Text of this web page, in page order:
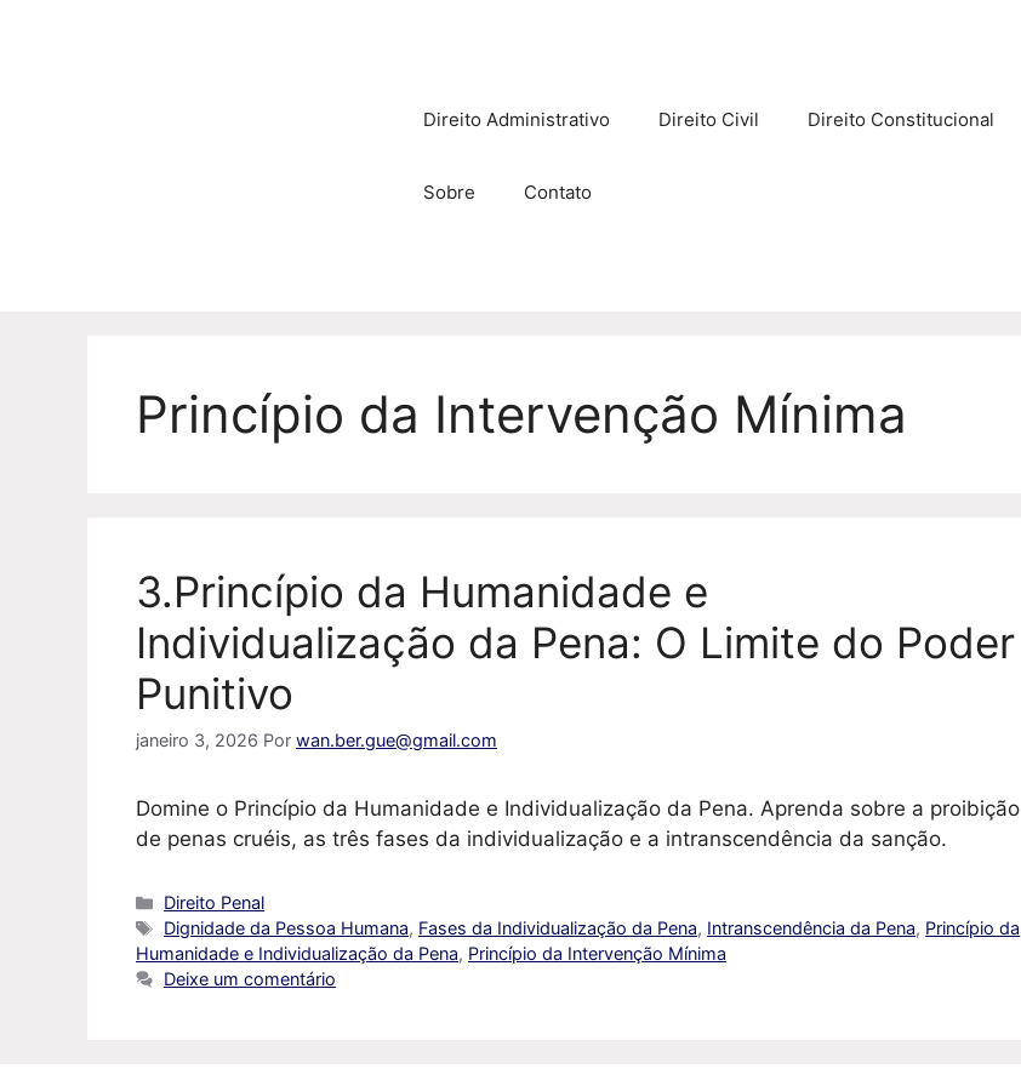
Direito Administrativo Direito Civil Direito Constitucional
Sobre Contato
Princípio da Intervenção Mínima
3.Princípio da Humanidade e
Individualização da Pena: O Limite do Poder
Punitivo
janeiro 3, 2026 Por wan.ber.gue@gmail.com
Domine o Princípio da Humanidade e Individualização da Pena. Aprenda sobre a proibição
de penas cruéis, as três fases da individualização e a intranscendência da sanção.
Categorias
Direito Penal
Tags
Dignidade da Pessoa Humana, Fases da Individualização da Pena, Intranscendência da Pena, Princípio da
Humanidade e Individualização da Pena, Princípio da Intervenção Mínima
Deixe um comentário